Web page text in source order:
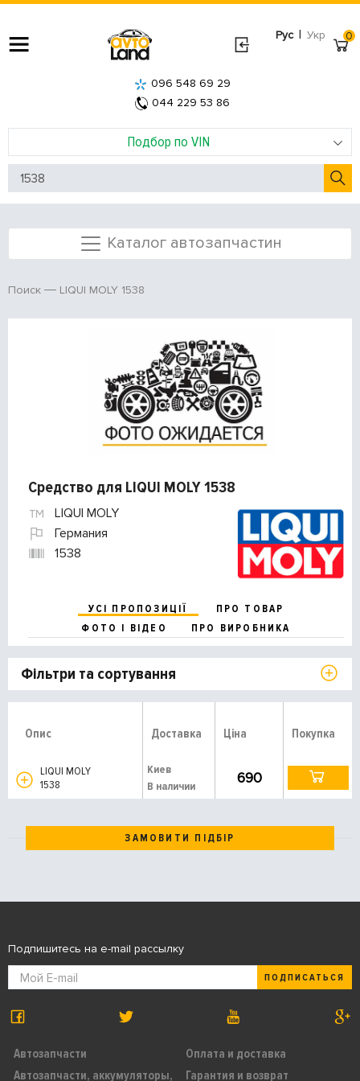
Рус | Укр
Подбор по VIN
096 548 69 29
044 229 53 86
0
Каталог автозапчастин
Поиск LIQUI MOLY 1538
Средство для LIQUI MOLY 1538
LIQUI MOLY
Германия
1538
УСІ ПРОПОЗИЦІЇ
ПРО ТОВАР
ФОТО І ВІДЕО
ПРО ВИРОБНИКА
Фільтри та сортування
Опис Доставка Ціна Покупка
LIQUI MOLY
1538
Киев
В наличии
690
ЗАМОВИТИ ПІДБІР
Автозапчасти
Автозапчасти, аккумуляторы,
Оплата и доставка
Гарантия и возврат
Подпишитесь на e-mail рассылку
ПОДПИСАТЬСЯ